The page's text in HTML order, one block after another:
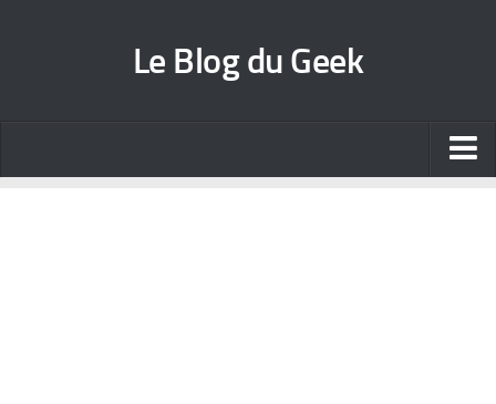
Le Blog du Geek